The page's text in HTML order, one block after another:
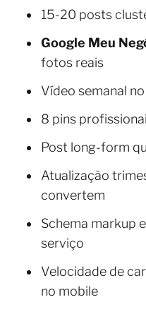
15-20 posts
Google Meu
fotos reais
Vídeo semanal
8 pins
Post long-form
Atualização
convertem
Schema markup
serviço
Velocidade de
no mobile